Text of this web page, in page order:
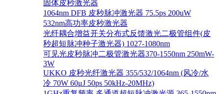
固体皮秒激光器
1064nm DFB 皮秒脉冲激光器 75.5ps 200uW
532nm高功率皮秒激光器
光纤耦合增益开关分布式反馈激光二极管组件(皮
秒超短脉冲种子激光器) 1027-1080nm
可见光皮秒脉冲二极管激光器370-1550nm 250mW-
3W
UKKO 皮秒光纤激光器 355/532/1064nm (风冷/水
冷 70W 60μJ 50ps 50kHz-20MHz)